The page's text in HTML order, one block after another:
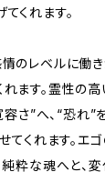
くれます。
のレベルに働
ます。霊性の
さ”へ、“恐れ”
てくれます。エ
純粋な魂へと、